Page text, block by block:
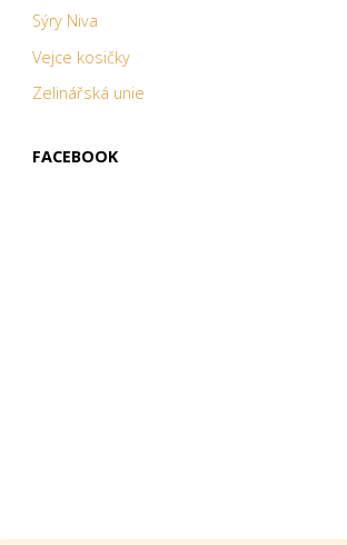
Sýry Niva
Vejce kosičky
Zelinářská unie
FACEBOOK